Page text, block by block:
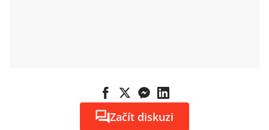
Začít diskuzi